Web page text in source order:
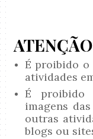
É proibido o
atividades
É
imagens
outras
blogs ou